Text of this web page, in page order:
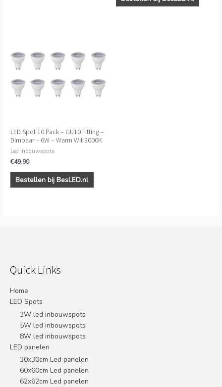
LED Spot 10 Pack – GU10 Fitting –
Dimbaar – 6W – Warm Wit 3000K
Led inbouwspots
€49.90
Bestellen bij BesLED.nl
Quick Links
Home
LED Spots
3W led inbouwspots
5W led inbouwspots
8W led inbouwspots
LED panelen
30x30cm Led panelen
60x60cm Led panelen
62x62cm Led panelen